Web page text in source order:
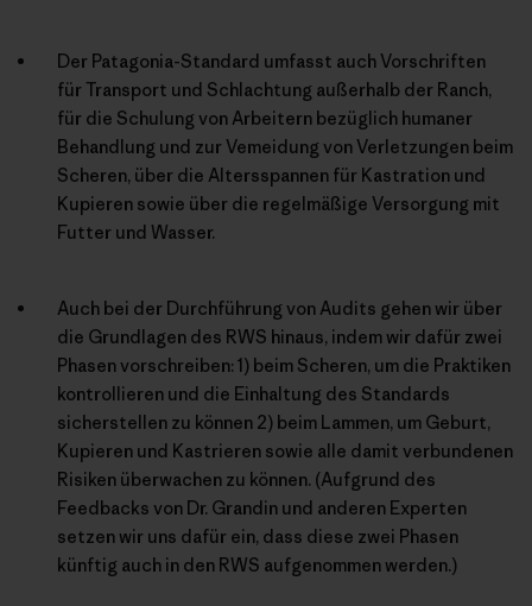
Der Patagonia-Standard umfasst auch Vorschriften
für Transport und Schlachtung außerhalb der Ranch,
für die Schulung von Arbeitern bezüglich humaner
Behandlung und zur Vemeidung von Verletzungen beim
Scheren, über die Altersspannen für Kastration und
Kupieren sowie über die regelmäßige Versorgung mit
Futter und Wasser.
Auch bei der Durchführung von Audits gehen wir über
die Grundlagen des RWS hinaus, indem wir dafür zwei
Phasen vorschreiben: 1) beim Scheren, um die Praktiken
kontrollieren und die Einhaltung des Standards
sicherstellen zu können 2) beim Lammen, um Geburt,
Kupieren und Kastrieren sowie alle damit verbundenen
Risiken überwachen zu können. (Aufgrund des
Feedbacks von Dr. Grandin und anderen Experten
setzen wir uns dafür ein, dass diese zwei Phasen
künftig auch in den RWS aufgenommen werden.)